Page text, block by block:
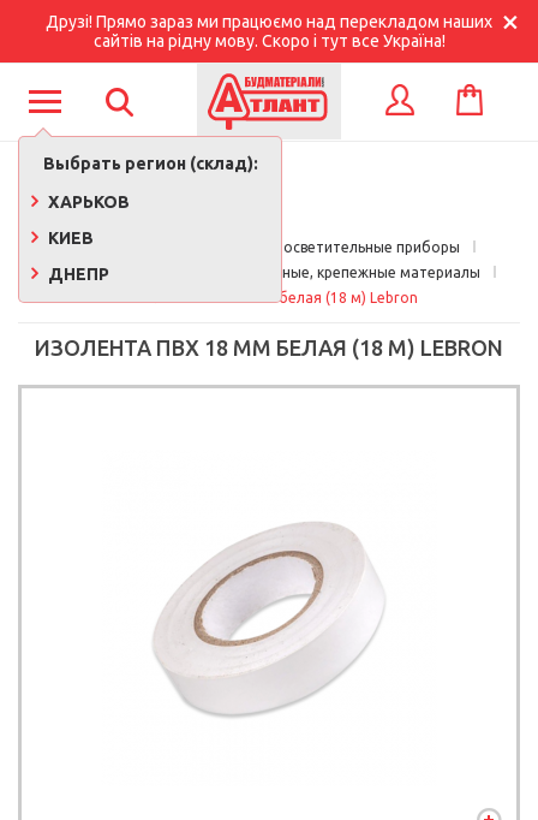
Друзі! Прямо зараз ми працюємо над перекладом наших
сайтів на рідну мову. Скоро і тут все Україна!
Выбрать регион (склад):
ХАРЬКОВ
КИЕВ
ДНЕПР
КОРЗИНА
Главная
Электротовары и осветительные приборы
Электротовары
Изоляционные, крепежные материалы
Изолента ПВХ 18 мм белая (18 м) Lebron
ИЗОЛЕНТА ПВХ 18 ММ БЕЛАЯ (18 М) LEBRON